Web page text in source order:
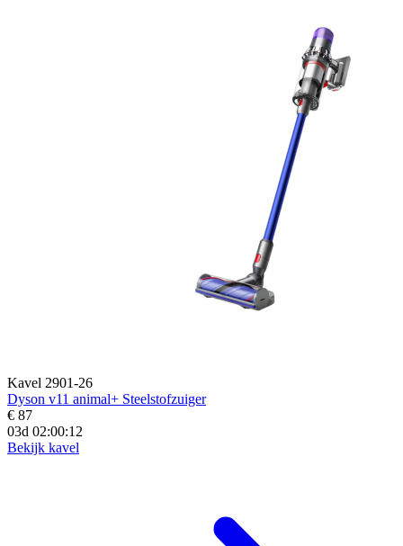
Kavel 2901-26
Dyson v11 animal+ Steelstofzuiger
€ 87
03d 02:00:10
Bekijk kavel